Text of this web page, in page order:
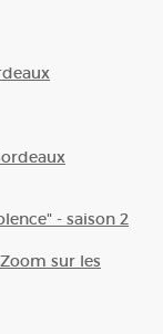
- saison 2
sur les